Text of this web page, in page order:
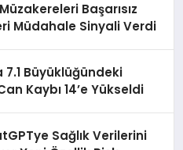
Başarısız
Müdahale Sinyali Verdi
7.1 Büyüklüğündeki
Kaybı 14’e Yükseldi
Sağlık Verilerini